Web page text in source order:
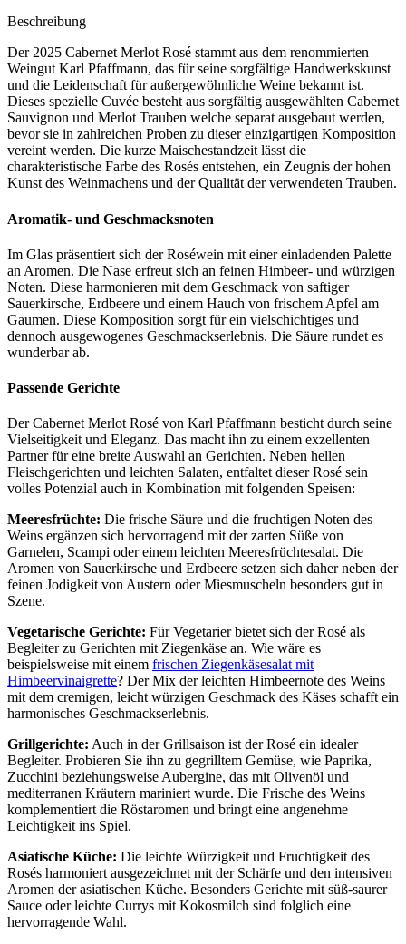
Beschreibung
Der 2025 Cabernet Merlot Rosé stammt aus dem renommierten
Weingut Karl Pfaffmann, das für seine sorgfältige Handwerkskunst
und die Leidenschaft für außergewöhnliche Weine bekannt ist.
Dieses spezielle Cuvée besteht aus sorgfältig ausgewählten Cabernet
Sauvignon und Merlot Trauben welche separat ausgebaut werden,
bevor sie in zahlreichen Proben zu dieser einzigartigen Komposition
vereint werden. Die kurze Maischestandzeit lässt die
charakteristische Farbe des Rosés entstehen, ein Zeugnis der hohen
Kunst des Weinmachens und der Qualität der verwendeten Trauben.
Aromatik- und Geschmacksnoten
Im Glas präsentiert sich der Roséwein mit einer einladenden Palette
an Aromen. Die Nase erfreut sich an feinen Himbeer- und würzigen
Noten. Diese harmonieren mit dem Geschmack von saftiger
Sauerkirsche, Erdbeere und einem Hauch von frischem Apfel am
Gaumen. Diese Komposition sorgt für ein vielschichtiges und
dennoch ausgewogenes Geschmackserlebnis. Die Säure rundet es
wunderbar ab.
Passende Gerichte
Der Cabernet Merlot Rosé von Karl Pfaffmann besticht durch seine
Vielseitigkeit und Eleganz. Das macht ihn zu einem exzellenten
Partner für eine breite Auswahl an Gerichten. Neben hellen
Fleischgerichten und leichten Salaten, entfaltet dieser Rosé sein
volles Potenzial auch in Kombination mit folgenden Speisen:
Meeresfrüchte: Die frische Säure und die fruchtigen Noten des
Weins ergänzen sich hervorragend mit der zarten Süße von
Garnelen, Scampi oder einem leichten Meeresfrüchtesalat. Die
Aromen von Sauerkirsche und Erdbeere setzen sich daher neben der
feinen Jodigkeit von Austern oder Miesmuscheln besonders gut in
Szene.
Vegetarische Gerichte: Für Vegetarier bietet sich der Rosé als
Begleiter zu Gerichten mit Ziegenkäse an. Wie wäre es
beispielsweise mit einem frischen Ziegenkäsesalat mit
Himbeervinaigrette? Der Mix der leichten Himbeernote des Weins
mit dem cremigen, leicht würzigen Geschmack des Käses schafft ein
harmonisches Geschmackserlebnis.
Grillgerichte: Auch in der Grillsaison ist der Rosé ein idealer
Begleiter. Probieren Sie ihn zu gegrilltem Gemüse, wie Paprika,
Zucchini beziehungsweise Aubergine, das mit Olivenöl und
mediterranen Kräutern mariniert wurde. Die Frische des Weins
komplementiert die Röstaromen und bringt eine angenehme
Leichtigkeit ins Spiel.
Asiatische Küche: Die leichte Würzigkeit und Fruchtigkeit des
Rosés harmoniert ausgezeichnet mit der Schärfe und den intensiven
Aromen der asiatischen Küche. Besonders Gerichte mit süß-saurer
Sauce oder leichte Currys mit Kokosmilch sind folglich eine
hervorragende Wahl.